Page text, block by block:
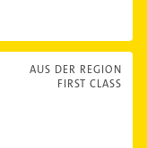
AUS DER REGION
FIRST CLASS